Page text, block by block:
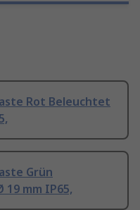
Rot Beleuchtet
Grün
mm IP65,